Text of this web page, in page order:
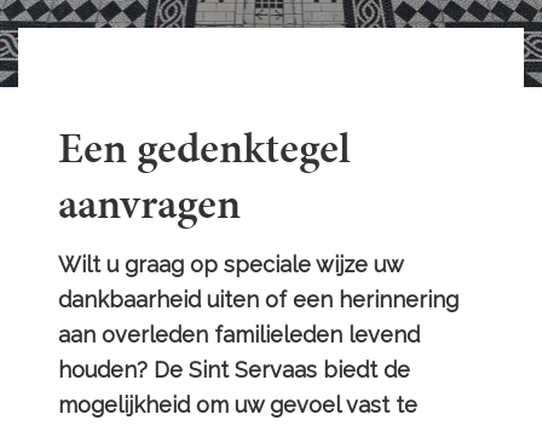
Een gedenktegel
aanvragen
Wilt u graag op speciale wijze uw
dankbaarheid uiten of een herinnering
aan overleden familieleden levend
houden? De Sint Servaas biedt de
mogelijkheid om uw gevoel vast te